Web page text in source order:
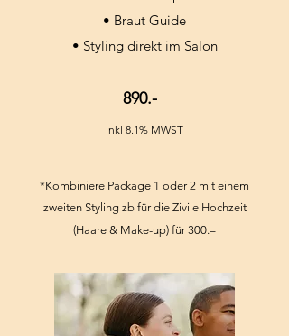
• Braut Guide
• Styling direkt im Salon
890.-
inkl 8.1% MWST
*​Kombiniere Package 1 oder 2 mit einem
zweiten Styling zb für die Zivile Hochzeit
(Haare & Make-up) für 300.–